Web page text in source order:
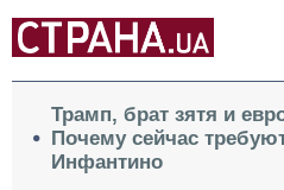
Трамп, брат зятя и
Почему сейчас
Инфантино